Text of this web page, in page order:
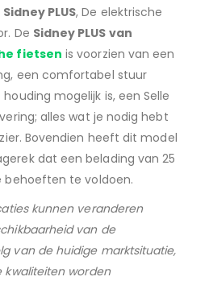
Sidney PLUS, De elektrische
De Sidney PLUS van
fietsen is voorzien van een
een comfortabel stuur
mogelijk is, een Selle
alles wat je nodig hebt
Bovendien heeft dit model
dat een belading van 25
behoeften te voldoen.
kunnen veranderen
van de
van de huidige marktsituatie,
kwaliteiten worden